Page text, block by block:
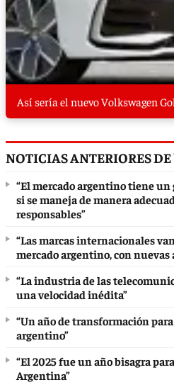
Así sería el nuevo Volkswagen
NOTICIAS ANTERIORES
“El mercado argentino tiene
si se maneja de manera
responsables”
“Las marcas internacionales
mercado argentino, con nuevas
“La industria de las
una velocidad inédita”
“Un año de transformación
argentino”
“El 2025 fue un año bisagra
Argentina”